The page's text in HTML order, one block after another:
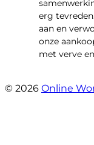
erg
aan en
onze
met verve
© 2026 Online